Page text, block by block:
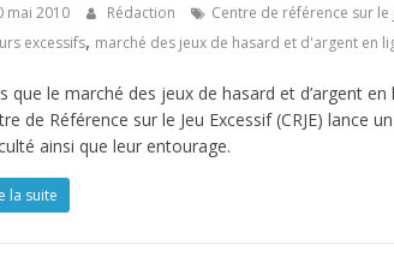
mai 2010 Rédaction Centre de référence sur le
excessifs, marché des jeux de hasard et d'argent en
que le marché des jeux de hasard et d’argent
de Référence sur le Jeu Excessif (CRJE) lance
ainsi que leur entourage.
la suite